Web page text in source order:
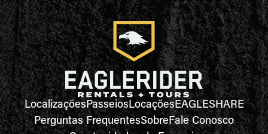
LocalizaçõesPasseiosLocaçõesEAGLESHARE
Perguntas FrequentesSobreFale Conosco